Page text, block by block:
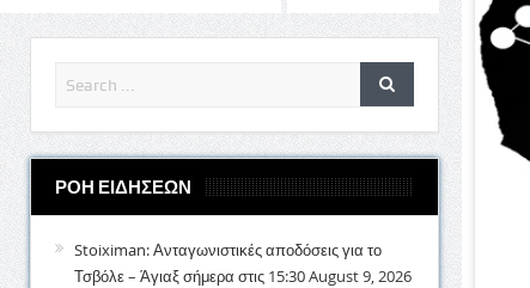
ΡΟΗ ΕΙΔΗΣΕΩΝ
Stoiximan: Ανταγωνιστικές αποδόσεις για το
Τσβόλε – Άγιαξ σήμερα στις 15:30August 9, 2026